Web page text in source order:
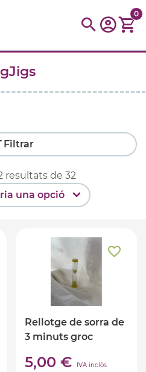
baldufa
cotxe
0
Filtrar
resultats de 32
Rellotge de sorra de
3 minuts groc
5,00 € IVA inclòs